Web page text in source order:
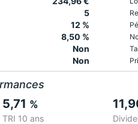
5
12 %
8,50 %
Non
Non
5,71 %
TRI 10 ans